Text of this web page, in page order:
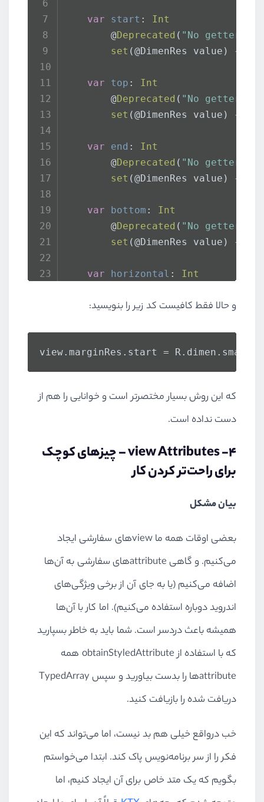
var vertical:
get() = top + bottom
set (value) {
            top = value
            bottom = value
        }
var total : Int
        @
Deprecated ( "No getter
get () = throw
            horizontal = value
            vertical = value
        }
var start : Int
        @
Deprecated ( "No getter
set (@DimenRes value ) {
var top : Int
        @
Deprecated ( "No getter
set (@DimenRes value ) {
var end : Int
        @
Deprecated ( "No getter
set (@DimenRes value ) {
var bottom : Int
        @
Deprecated ( "No getter
set (@DimenRes value ) {
var horizontal : Int
set(@DimenRes value) {
        }
        @
Deprecated("No getter
@DimenRes value ) {
            bottom = value
        }
"No getter
            horizontal = value
            vertical = value
        }
    private fun
dimen(@DimenRes
        view.
context resources
}
inline class ViewPaddingRes(val
start: Int
set(@DimenRes value) {
: Int
        @
Deprecated( "No getter
set(@DimenRes value ) {
و حالا فقط کافیست کد زیر را بنویسید:
view. marginRes . start = R. dimen . small
که این روش بسیار مختصرتر است و خوانایی را هم از
دست نداده است.
4
-
view Attributes– چیزهای کوچک
برای راحت‌تر کردن کار
بیان مشکل
بعضی اوقات همه ماviewهای سفارشی ایجاد
می‌کنیم. و گاهی attributeهای سفارشی به آن‌ها
اضافه می‌کنیم (یا به جای آن از برخی ویژگی‌های
اندروید دوباره استفاده می‌کنیم). اما کار با آن‌ها
همیشه باعث دردسر است. شما باید به خاطر بسپارید
که با استفاده ازobtainStyledAttribute همه
attributeها را بدست بیاورید و سپس TypedArray
دریافت شده را بازیافت کنید.
خب درواقع خیلی هم بد نیست، اما می‌تواند که این
فکر را از سر برنامه‌نویس پاک کند. ابتدا می‌خواستم
بگویم که یک متد خاص برای آن ایجاد کنیم، اما